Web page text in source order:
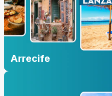
Arrecife